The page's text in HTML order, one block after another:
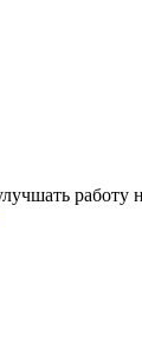
работу